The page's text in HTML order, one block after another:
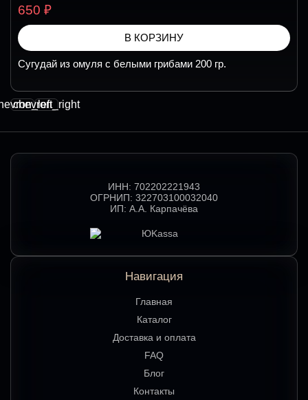
650 ₽
В КОРЗИНУ
Сугудай из омуля с белыми грибами 200 гр.
chevron_right
ИНН: 702202221943
ОГРНИП: 322703100032040
ИП: А.А. Карпачёва
Навигация
Главная
Каталог
Доставка и оплата
FAQ
Блог
Контакты